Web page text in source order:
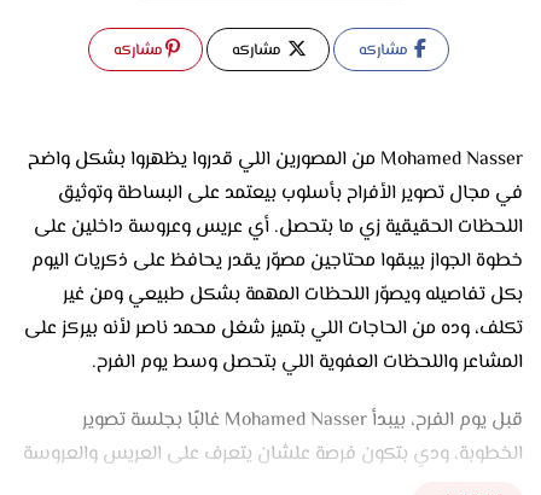
مشاركه مشاركه مشاركه
Mohamed Nasser من المصورين اللي قدروا يظهروا بشكل واضح
في مجال تصوير الأفراح بأسلوب بيعتمد على البساطة وتوثيق
اللحظات الحقيقية زي ما بتحصل. أي عريس وعروسة داخلين على
خطوة الجواز بيبقوا محتاجين مصوّر يقدر يحافظ على ذكريات اليوم
بكل تفاصيله ويصوّر اللحظات المهمة بشكل طبيعي ومن غير
تكلف، وده من الحاجات اللي بتميز شغل محمد ناصر لأنه بيركز على
المشاعر واللحظات العفوية اللي بتحصل وسط يوم الفرح.
قبل يوم الفرح، بيبدأ Mohamed Nasser غالبًا بجلسة تصوير
الخطوبة، ودي بتكون فرصة علشان يتعرف على العريس والعروسة
ويعرف شخصيتهم وطريقتهم. الجلسة بتبقى بسيطة ومريحة